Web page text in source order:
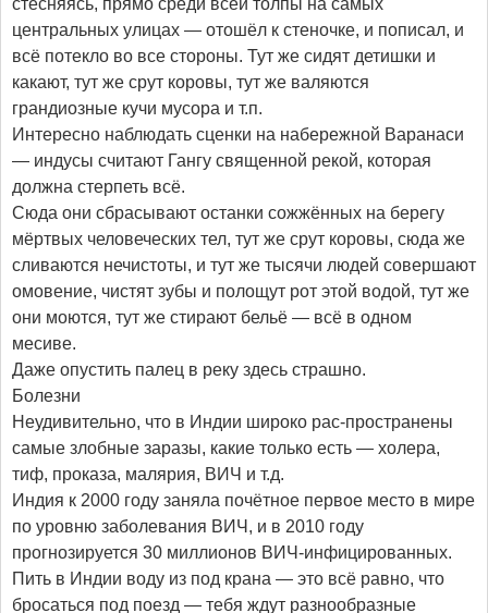
стесняясь, прямо среди всей толпы на самых
центральных улицах — отошёл к стеночке, и пописал, и
всё потекло во все стороны. Тут же сидят детишки и
какают, тут же срут коровы, тут же валяются
грандиозные кучи мусора и т.п.
Интересно наблюдать сценки на набережной Варанаси
— индусы считают Гангу священной рекой, которая
должна стерпеть всё.
Сюда они сбрасывают останки сожжённых на берегу
мёртвых человеческих тел, тут же срут коровы, сюда же
сливаются нечистоты, и тут же тысячи людей совершают
омовение, чистят зубы и полощут рот этой водой, тут же
они моются, тут же стирают бельё — всё в одном
месиве.
Даже опустить палец в реку здесь страшно.
Болезни
Неудивительно, что в Индии широко рас-пространены
самые злобные заразы, какие только есть — холера,
тиф, проказа, малярия, ВИЧ и т.д.
Индия к 2000 году заняла почётное первое место в мире
по уровню заболевания ВИЧ, и в 2010 году
прогнозируется 30 миллионов ВИЧ-инфицированных.
Пить в Индии воду из под крана — это всё равно, что
бросаться под поезд — тебя ждут разнообразные